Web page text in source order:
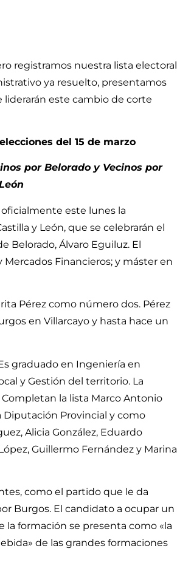
registramos nuestra lista electoral
ya resuelto, presentamos
liderarán este cambio de corte
del 15 de marzo
por Belorado y Vecinos por
oficialmente este lunes la
y León, que se celebrarán el
Belorado, Álvaro Eguiluz. El
Financieros; y máster en
Pérez como número dos. Pérez
en Villarcayo y hasta hace un
graduado en Ingeniería en
y Gestión del territorio. La
Completan la lista Marco Antonio
Diputación Provincial y como
Alicia González, Eduardo
Guillermo Fernández y Marina
como el partido que le da
Burgos. El candidato a ocupar un
la formación se presenta como «la
de las grandes formaciones